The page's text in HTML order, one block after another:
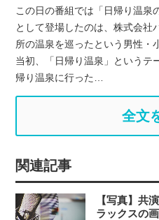
この日の番組では「日帰り温泉
として登場したのは、株式会社
所の温泉を巡ったという男性・
当初、「日帰り温泉」というテ
帰り温泉に行った…
全文
関連記事
【写真】共
ラックスの